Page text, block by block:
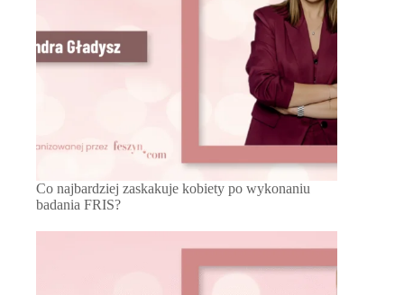
Co najbardziej zaskakuje kobiety po wykonaniu
badania FRIS?